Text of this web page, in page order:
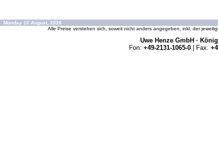
Monday 10 August, 2026
Alle Preise verstehen sich, soweit nicht anders angegeben, inkl. der
Uwe Henze GmbH ·
Fon: +49-2131-1065-0 | Fax: